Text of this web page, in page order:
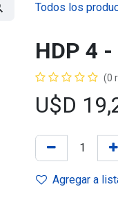
Todos los
HDP 4 -
(0
U$D
Agregar a